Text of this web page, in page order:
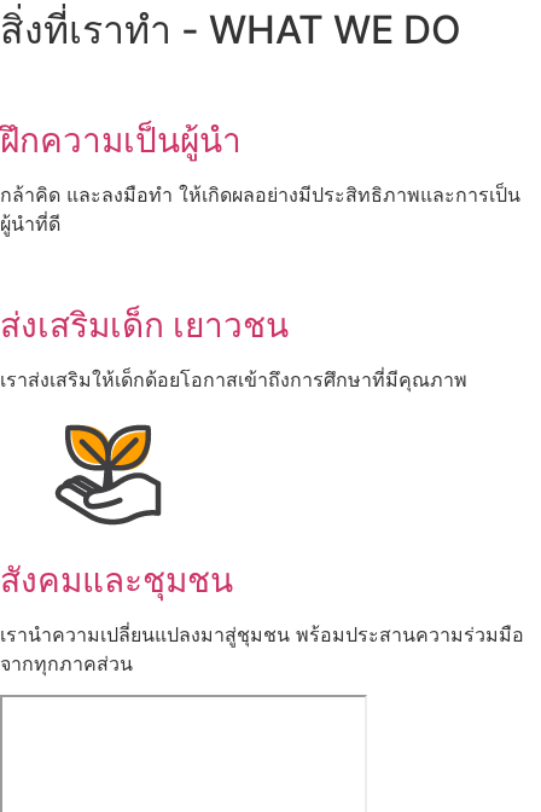
สิ่งที่เราทำ - WHAT WE DO
ฝึกความเป็นผู้นำ
กล้าคิด และลงมือทำ ให้เกิดผลอย่างมีประสิทธิภาพและการเป็น
ผู้นำที่ดี
ส่งเสริมเด็ก เยาวชน
เราส่งเสริมให้เด็กด้อยโอกาสเข้าถึงการศึกษาที่มีคุณภาพ
สังคมและชุมชน
เรานำความเปลี่ยนแปลงมาสู่ชุมชน พร้อมประสานความร่วมมือ
จากทุกภาคส่วน